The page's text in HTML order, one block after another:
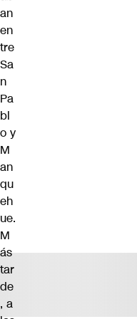
an
en
tre
Sa
n
Pa
bl
o y
M
an
qu
eh
ue.
M
ás
tar
de
, a